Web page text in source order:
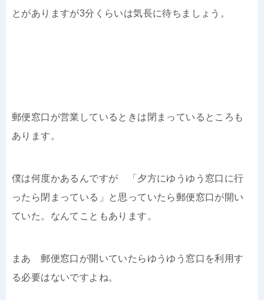
とがありますが3分くらいは気長に待ちましょう。
郵便窓口が営業しているときは閉まっているところも
あります。
僕は何度かあるんですが 「夕方にゆうゆう窓口に行
ったら閉まっている」と思っていたら郵便窓口が開い
ていた。なんてこともあります。
まあ 郵便窓口が開いていたらゆうゆう窓口を利用す
る必要はないですよね。